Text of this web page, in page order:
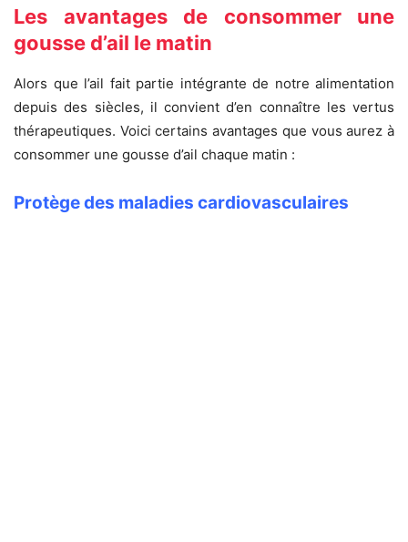
Les avantages de consommer une
gousse d’ail le matin
Alors que l’ail fait partie intégrante de notre alimentation
depuis des siècles, il convient d’en connaître les vertus
thérapeutiques. Voici certains avantages que vous aurez à
consommer une gousse d’ail chaque matin :
Protège des maladies cardiovasculaires